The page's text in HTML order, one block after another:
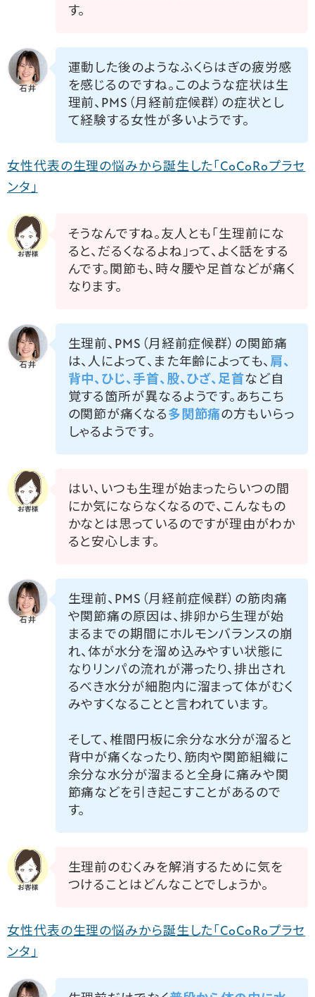
す。
運動した後のようなふくらはぎの疲労感
を感じるのですね。このような症状は生
理前、PMS（月経前症候群）の症状とし
て経験する女性が多いようです。
女性代表の生理の悩みから誕生した「CoCoRoプラセ
ンタ」
そうなんですね。友人とも「生理前にな
ると、だるくなるよね」って、よく話をする
んです。関節も、時々腰や足首などが痛く
なります。
生理前、PMS（月経前症候群）の関節痛
は、人によって、また年齢によっても、 肩、
背中、ひじ、手首、股、ひざ、足首など自
覚する箇所が異なるようです。あちこち
の関節が痛くなる 多関節痛の方もいらっ
しゃるようです。
はい、いつも生理が始まったらいつの間
にか気にならなくなるので、こんなもの
かなとは思っているのですが理由がわか
ると安心します。
生理前、PMS（月経前症候群）の筋肉痛
や関節痛の原因は、排卵から生理が始
まるまでの期間にホルモンバランスの崩
れ、体が水分を溜め込みやすい状態に
なりリンパの流れが滞ったり、排出され
るべき水分が細胞内に溜まって体がむく
みやすくなることと言われています。
そして、椎間円板に余分な水分が溜ると
背中が痛くなったり、筋肉や関節組織に
余分な水分が溜まると全身に痛みや関
節痛などを引き起こすことがあるので
す。
生理前のむくみを解消するために気を
つけることはどんなことでしょうか。
女性代表の生理の悩みから誕生した「CoCoRoプラセ
ンタ」